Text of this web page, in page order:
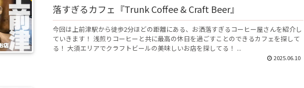
落すぎるカフェ『Trunk Coffee & Craft Beer』
今回は上前津駅から徒歩2分ほどの距離にある、お洒落すぎるコーヒー屋さんを紹介し
ていきます！ 浅煎りコーヒーと共に最高の休日を過ごすことのできるカフェを探して
る！ 大須エリアでクラフトビールの美味しいお店を探してる！ ...
2025.06.10